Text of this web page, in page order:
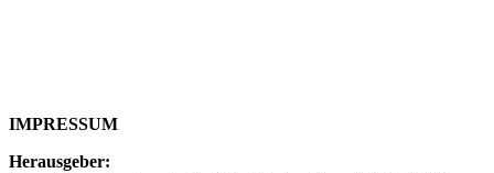
IMPRESSUM
Herausgeber: